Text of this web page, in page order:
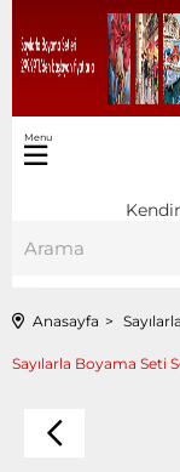
Menu
Anasayfa
Sayılarla Boyama Seti